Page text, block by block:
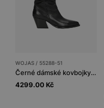
WOJAS / 55288-51
Černé dámské kovbojky z kůže se svraskaným holínkovým svrškem
4299.00 Kč